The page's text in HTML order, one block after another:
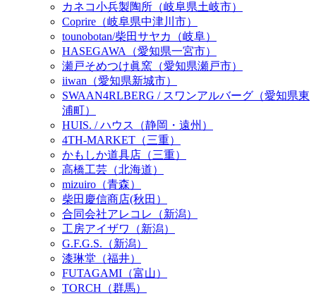
カネコ小兵製陶所（岐阜県土岐市）
Coprire（岐阜県中津川市）
tounobotan/柴田サヤカ（岐阜）
HASEGAWA（愛知県一宮市）
瀬戸そめつけ眞窯（愛知県瀬戸市）
iiwan（愛知県新城市）
SWAAN4RLBERG / スワンアルバーグ（愛知県東
浦町）
HUIS. / ハウス（静岡・遠州）
4TH-MARKET（三重）
かもしか道具店（三重）
高橋工芸（北海道）
mizuiro（青森）
柴田慶信商店(秋田）
合同会社アレコレ（新潟）
工房アイザワ（新潟）
G.F.G.S.（新潟）
漆琳堂（福井）
FUTAGAMI（富山）
TORCH（群馬）